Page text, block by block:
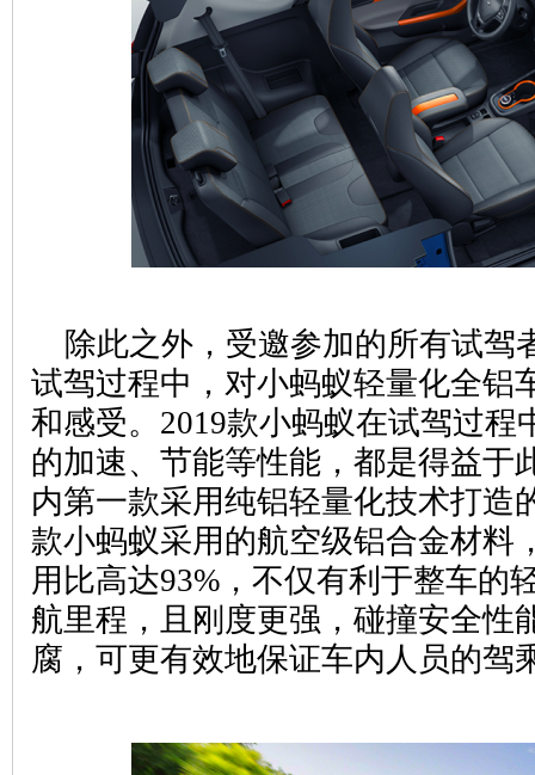
除此之外，受邀参加的所有试驾
试驾过程中，对小蚂蚁轻量化全铝
和感受。2019款小蚂蚁在试驾过程
的加速、节能等性能，都是得益于
内第一款采用纯铝轻量化技术打造
款小蚂蚁采用的航空级铝合金材料
用比高达93%，不仅有利于整车的
航里程，且刚度更强，碰撞安全性
腐，可更有效地保证车内人员的驾